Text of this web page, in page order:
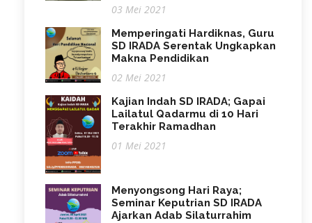
03 Mei 2021
Memperingati Hardiknas, Guru
SD IRADA Serentak Ungkapkan
Makna Pendidikan
02 Mei 2021
Kajian Indah SD IRADA; Gapai
Lailatul Qadarmu di 10 Hari
Terakhir Ramadhan
01 Mei 2021
Menyongsong Hari Raya;
Seminar Keputrian SD IRADA
Ajarkan Adab Silaturrahim